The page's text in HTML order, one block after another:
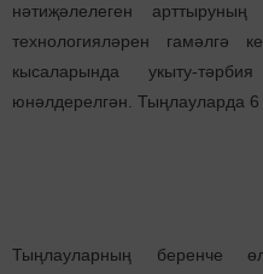
нәтиҗәлелеген
технологияләрен гамәлгә
кысаларында укыту-
юнәлдерелгән. Тыңлауларда
Тыңлауларның беренче